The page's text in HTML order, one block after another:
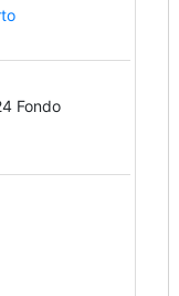
Fondo